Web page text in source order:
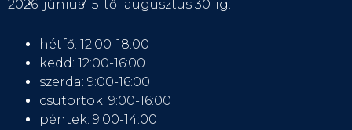
2026. június 15-től augusztus 30-ig:
hétfő: 12:00-18:00
kedd: 12:00-16:00
szerda: 9:00-16:00
csütörtök: 9:00-16:00
péntek: 9:00-14:00